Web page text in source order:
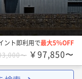
ント即利用で最大5％OFF
〜 ￥97,850〜